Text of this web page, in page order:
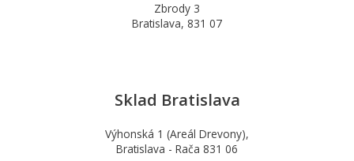
Zbrody 3
Bratislava, 831 07
Sklad Bratislava
Výhonská 1 (Areál Drevony),
Bratislava - Rača 831 06